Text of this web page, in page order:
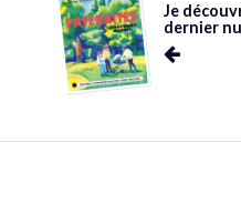
Je
dernier